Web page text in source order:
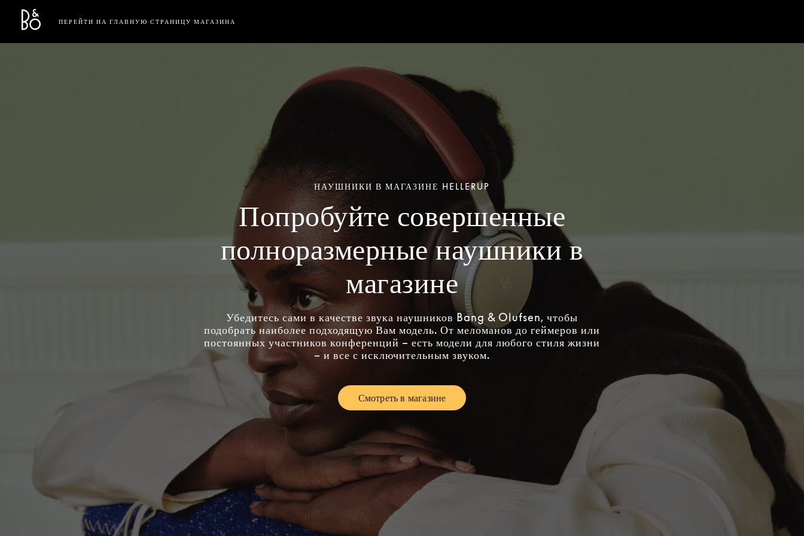
Bang & Olufsen - Exist to Create
Link Opens in New Tab
ПЕРЕЙТИ НА ГЛАВНУЮ СТРАНИЦУ МАГАЗИНА
НАУШНИКИ В МАГАЗИНЕ HELLERUP
Попробуйте совершенные
полноразмерные наушники в
магазине
Убедитесь сами в качестве звука наушников Bang & Olufsen, чтобы
подобрать наиболее подходящую Вам модель. От меломанов до геймеров или
постоянных участников конференций – есть модели для любого стиля жизни
– и все с исключительным звуком.
Смотреть в магазинеLink Opens in New Tab